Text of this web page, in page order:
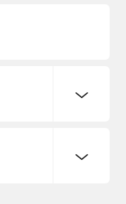
防止に関す